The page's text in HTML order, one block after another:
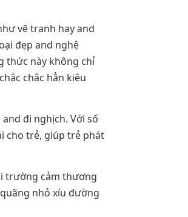
vẽ tranh hay and
đẹp and nghệ
thức này không chỉ
chắc hẳn kiêu
đi nghịch. Với số
cho trẻ, giúp trẻ phát
trường cảm thương
nhỏ xíu đường